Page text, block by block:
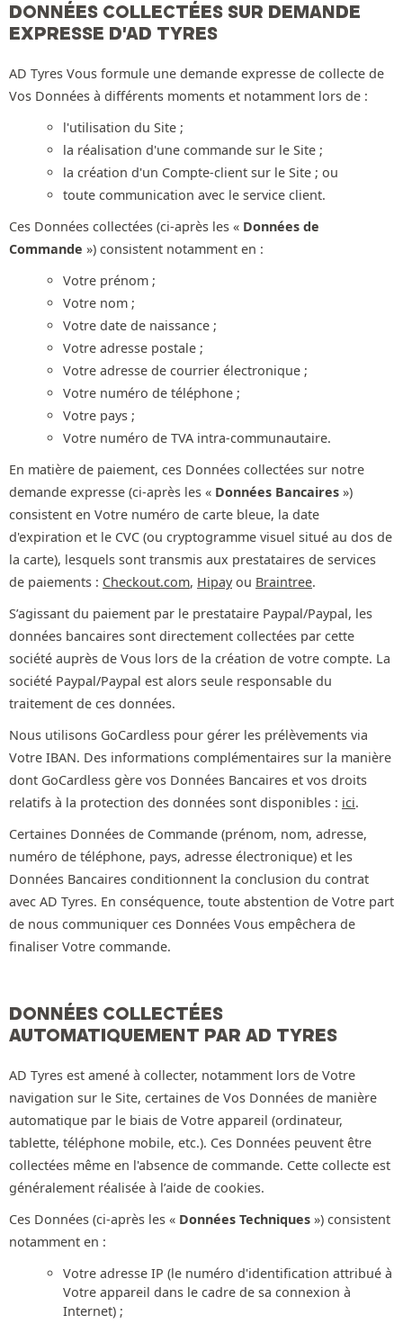
DONNÉES COLLECTÉES SUR DEMANDE
EXPRESSE D'AD TYRES
AD Tyres Vous formule une demande expresse de collecte de
Vos Données à différents moments et notamment lors de :
l'utilisation du Site ;
la réalisation d'une commande sur le Site ;
la création d'un Compte-client sur le Site ; ou
toute communication avec le service client.
Ces Données collectées (ci-après les « Données de
Commande ») consistent notamment en :
Votre prénom ;
Votre nom ;
Votre date de naissance ;
Votre adresse postale ;
Votre adresse de courrier électronique ;
Votre numéro de téléphone ;
Votre pays ;
Votre numéro de TVA intra-communautaire.
En matière de paiement, ces Données collectées sur notre
demande expresse (ci-après les « Données Bancaires »)
consistent en Votre numéro de carte bleue, la date
d'expiration et le CVC (ou cryptogramme visuel situé au dos de
la carte), lesquels sont transmis aux prestataires de services
de paiements : Checkout.com, Hipayou Braintree.
S’agissant du paiement par le prestataire Paypal/Paypal, les
données bancaires sont directement collectées par cette
société auprès de Vous lors de la création de votre compte. La
société Paypal/Paypal est alors seule responsable du
traitement de ces données.
Nous utilisons GoCardless pour gérer les prélèvements via
Votre IBAN. Des informations complémentaires sur la manière
dont GoCardless gère vos Données Bancaires et vos droits
relatifs à la protection des données sont disponibles : ici.
Certaines Données de Commande (prénom, nom, adresse,
numéro de téléphone, pays, adresse électronique) et les
Données Bancaires conditionnent la conclusion du contrat
avec AD Tyres. En conséquence, toute abstention de Votre part
de nous communiquer ces Données Vous empêchera de
finaliser Votre commande.
DONNÉES COLLECTÉES
AUTOMATIQUEMENT PAR AD TYRES
AD Tyres est amené à collecter, notamment lors de Votre
navigation sur le Site, certaines de Vos Données de manière
automatique par le biais de Votre appareil (ordinateur,
tablette, téléphone mobile, etc.). Ces Données peuvent être
collectées même en l'absence de commande. Cette collecte est
généralement réalisée à l’aide de cookies.
Ces Données (ci-après les « Données Techniques ») consistent
notamment en :
Votre adresse IP (le numéro d'identification attribué à
Votre appareil dans le cadre de sa connexion à
Internet) ;